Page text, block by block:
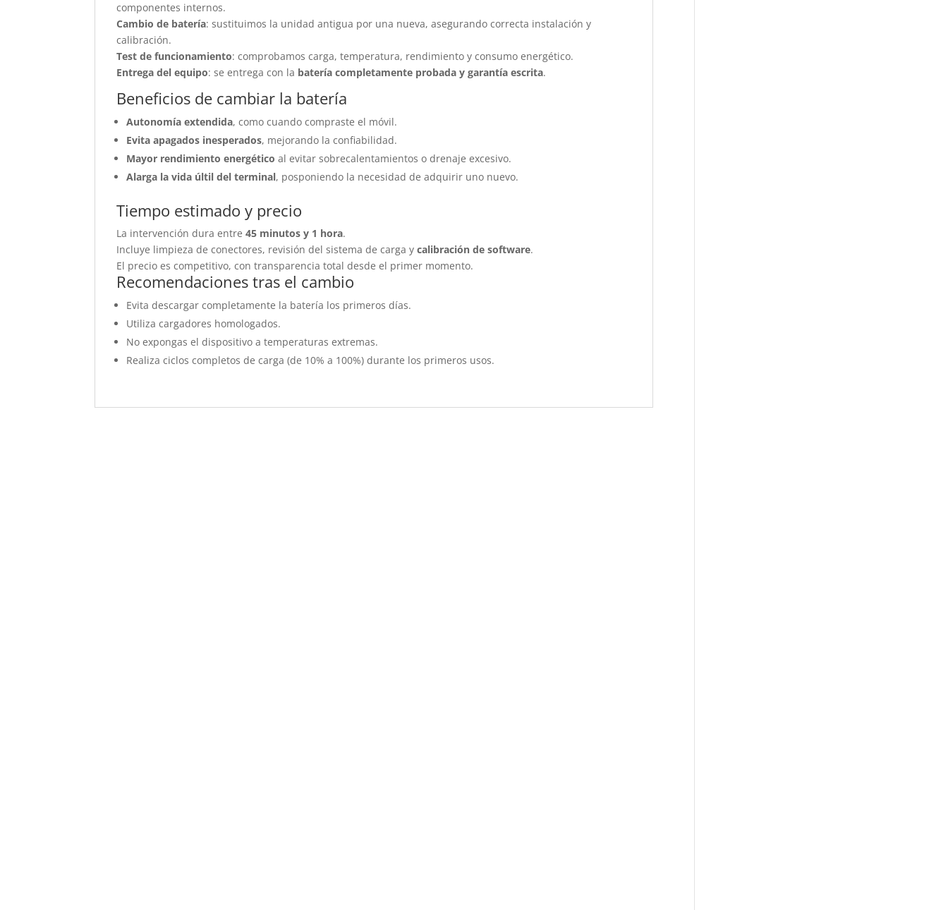
componentes internos.
Cambio de batería: sustituimos la unidad antigua por una nueva, asegurando correcta instalación y
calibración.
Test de funcionamiento: comprobamos carga, temperatura, rendimiento y consumo energético.
Entrega del equipo: se entrega con la batería completamente probada y garantía escrita.
Beneficios de cambiar la batería
Autonomía extendida, como cuando compraste el móvil.
Evita apagados inesperados, mejorando la confiabilidad.
Mayor rendimiento energético al evitar sobrecalentamientos o drenaje excesivo.
Alarga la vida últil del terminal, posponiendo la necesidad de adquirir uno nuevo.
Tiempo estimado y precio
La intervención dura entre45 minutos y 1 hora.
Incluye limpieza de conectores, revisión del sistema de carga ycalibración de software.
El precio es competitivo, con transparencia total desde el primer momento.
Recomendaciones tras el cambio
Evita descargar completamente la batería los primeros días.
Utiliza cargadores homologados.
No expongas el dispositivo a temperaturas extremas.
Realiza ciclos completos de carga (de 10% a 100%) durante los primeros usos.